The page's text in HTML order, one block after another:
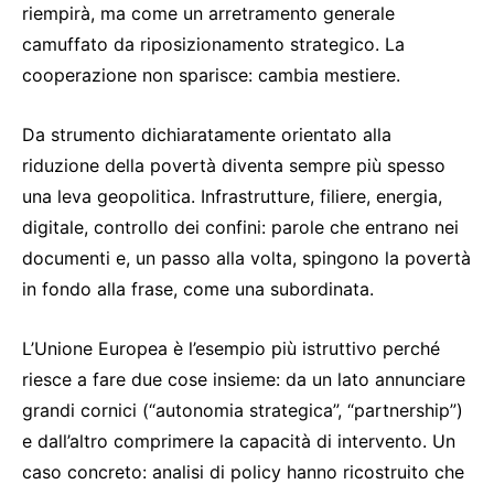
riempirà, ma come un arretramento generale
camuffato da riposizionamento strategico. La
cooperazione non sparisce: cambia mestiere.
Da strumento dichiaratamente orientato alla
riduzione della povertà diventa sempre più spesso
una leva geopolitica. Infrastrutture, filiere, energia,
digitale, controllo dei confini: parole che entrano nei
documenti e, un passo alla volta, spingono la povertà
in fondo alla frase, come una subordinata.
L’Unione Europea è l’esempio più istruttivo perché
riesce a fare due cose insieme: da un lato annunciare
grandi cornici (“autonomia strategica”, “partnership”)
e dall’altro comprimere la capacità di intervento. Un
caso concreto: analisi di policy hanno ricostruito che